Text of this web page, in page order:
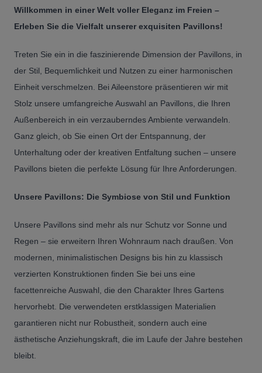
Willkommen in einer Welt voller Eleganz im Freien –
Erleben Sie die Vielfalt unserer exquisiten Pavillons!
Treten Sie ein in die faszinierende Dimension der Pavillons, in
der Stil, Bequemlichkeit und Nutzen zu einer harmonischen
Einheit verschmelzen. Bei Aileenstore präsentieren wir mit
Stolz unsere umfangreiche Auswahl an Pavillons, die Ihren
Außenbereich in ein verzauberndes Ambiente verwandeln.
Ganz gleich, ob Sie einen Ort der Entspannung, der
Unterhaltung oder der kreativen Entfaltung suchen – unsere
Pavillons bieten die perfekte Lösung für Ihre Anforderungen.
Unsere Pavillons: Die Symbiose von Stil und Funktion
Unsere Pavillons sind mehr als nur Schutz vor Sonne und
Regen – sie erweitern Ihren Wohnraum nach draußen. Von
modernen, minimalistischen Designs bis hin zu klassisch
verzierten Konstruktionen finden Sie bei uns eine
facettenreiche Auswahl, die den Charakter Ihres Gartens
hervorhebt. Die verwendeten erstklassigen Materialien
garantieren nicht nur Robustheit, sondern auch eine
ästhetische Anziehungskraft, die im Laufe der Jahre bestehen
bleibt.